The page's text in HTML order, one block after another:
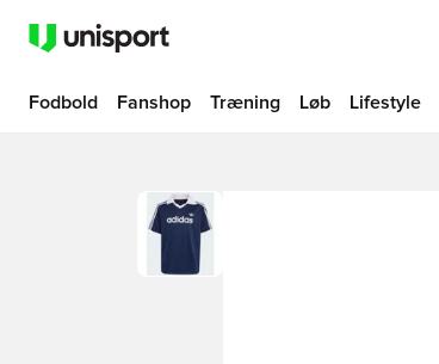
Fodbold Fanshop Træning Løb Lifestyle